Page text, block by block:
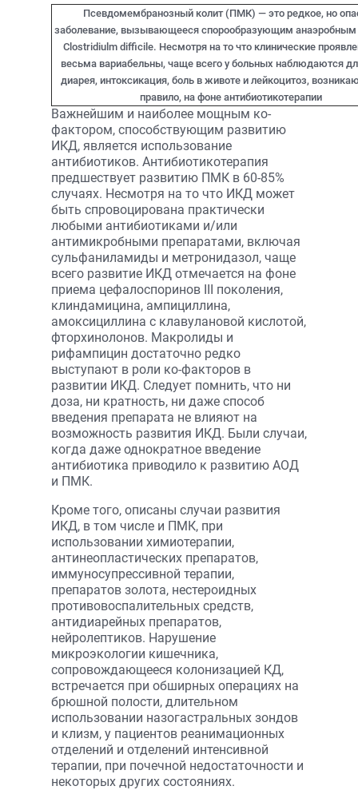
Псевдомембранозный колит (ПМК) — это редкое, но
заболевание, вызывающееся спорообразующим
Clostridiulm difficile. Несмотря на то что клинические
весьма вариабельны, чаще всего у больных наблюдаются
диарея, интоксикация, боль в животе и лейкоцитоз,
правило, на фоне антибиотикотерапии
Важнейшим и наиболее мощным ко-
фактором, способствующим развитию
ИКД, является использование
антибиотиков. Антибиотикотерапия
предшествует развитию ПМК в 60-85%
случаях. Несмотря на то что ИКД может
быть спровоцирована практически
любыми антибиотиками и/или
антимикробными препаратами, включая
сульфаниламиды и метронидазол, чаще
всего развитие ИКД отмечается на фоне
приема цефалоспоринов III поколения,
клиндамицина, ампициллина,
амоксициллина с клавулановой кислотой,
фторхинолонов. Макролиды и
рифампицин достаточно редко
выступают в роли ко-факторов в
развитии ИКД. Следует помнить, что ни
доза, ни кратность, ни даже способ
введения препарата не влияют на
возможность развития ИКД. Были случаи,
когда даже однократное введение
антибиотика приводило к развитию АОД
и ПМК.
Кроме того, описаны случаи развития
ИКД, в том числе и ПМК, при
использовании химиотерапии,
антинеопластических препаратов,
иммуносупрессивной терапии,
препаратов золота, нестероидных
противовоспалительных средств,
антидиарейных препаратов,
нейролептиков. Нарушение
микроэкологии кишечника,
сопровождающееся колонизацией КД,
встречается при обширных операциях на
брюшной полости, длительном
использовании назогастральных зондов
и клизм, у пациентов реанимационных
отделений и отделений интенсивной
терапии, при почечной недостаточности и
некоторых других состояниях.